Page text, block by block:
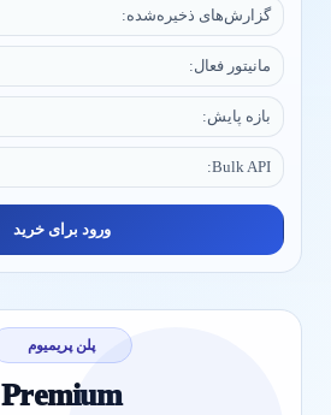
گزارش‌های ذخیره‌شده:
مانیتور فعال:
بازه پایش:
Bulk API:
ورود برای خرید
پلن پریمیوم
Premium